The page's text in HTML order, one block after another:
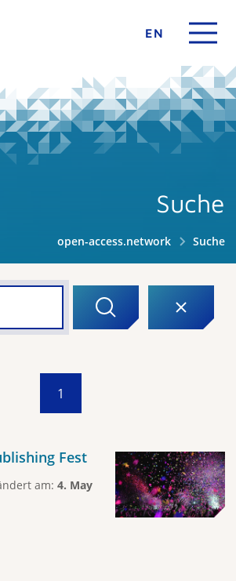
EN
Suche
open-access.network Suche
1
Fest
am: 4. May